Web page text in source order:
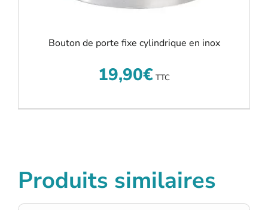
Bouton de porte fixe cylindrique en inox
19,90€ TTC
Produits similaires